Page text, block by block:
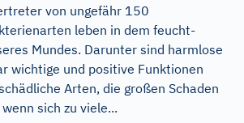
von ungefähr 150
leben in dem feucht-
Mundes. Darunter sind harmlose
wichtige und positive Funktionen
Arten, die großen Schaden
sich zu viele...